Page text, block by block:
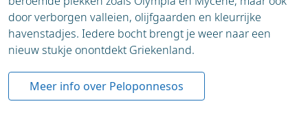
Mývatn: Geothermisch gebied vol kraters en
warmwaterbronnen
Vatnajökull Nationaal Park: Gletsjers,
Blue Lagoon: Ontspannende afsluiter in een
geothermisch bad
Dag 4: Vík – Jökulsárlón
Verder langs de zuidkust naar de adembenemende
gletsjermeren.
door verborgen valleien, olijfgaarden en kleurrijke
havenstadjes. Iedere bocht brengt je weer naar een
nieuw stukje onontdekt Griekenland.
Meer info over Peloponnesos